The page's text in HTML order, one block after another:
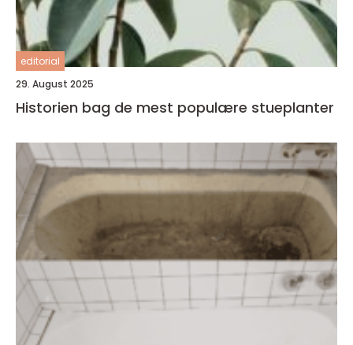
editorial
29. August 2025
Historien bag de mest populære stueplanter